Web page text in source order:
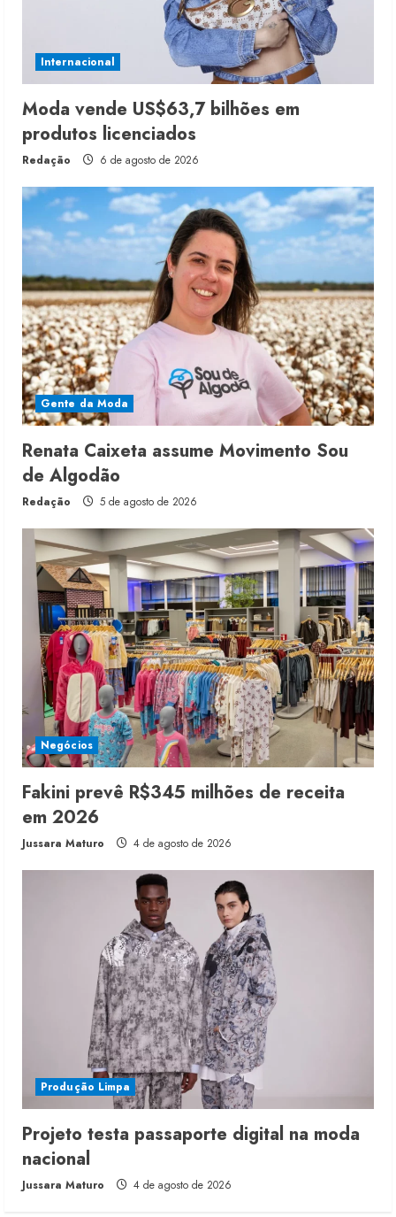
Internacional
Moda vende US$63,7 bilhões em
produtos licenciados
Redação 6 de agosto de 2026
Gente da Moda
Renata Caixeta assume Movimento Sou
de Algodão
Redação 5 de agosto de 2026
Negócios
Fakini prevê R$345 milhões de receita
em 2026
Jussara Maturo 4 de agosto de 2026
Produção Limpa
Projeto testa passaporte digital na moda
nacional
Jussara Maturo 4 de agosto de 2026